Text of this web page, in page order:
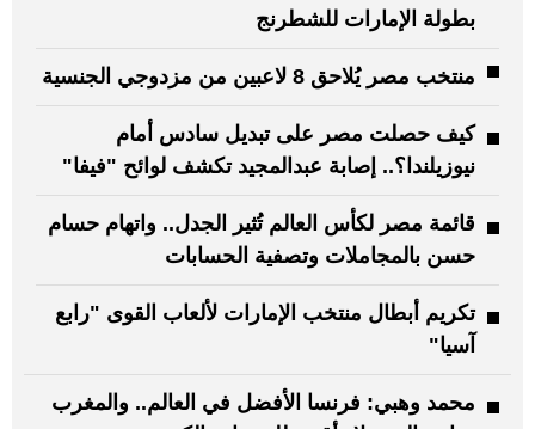
بطولة الإمارات للشطرنج
منتخب مصر يُلاحق 8 لاعبين من مزدوجي الجنسية
كيف حصلت مصر على تبديل سادس أمام
نيوزيلندا؟.. إصابة عبدالمجيد تكشف لوائح "فيفا"
قائمة مصر لكأس العالم تُثير الجدل.. واتهام حسام
حسن بالمجاملات وتصفية الحسابات
تكريم أبطال منتخب الإمارات لألعاب القوى "رابع
آسيا"
محمد وهبي: فرنسا الأفضل في العالم.. والمغرب